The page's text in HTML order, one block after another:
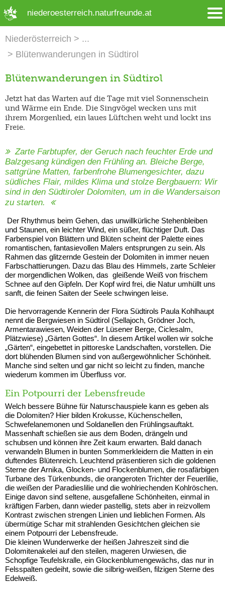
niederoesterreich.naturfreunde.at
Niederösterreich
Blütenwanderungen in Südtirol
Blütenwanderungen in Südtirol
Jetzt hat das Warten auf die Tage mit viel Sonnenschein
und Wärme ein Ende. Die Singvögel wecken uns mit
ihrem Morgenlied, ein laues Lüftchen weht und lockt ins
Freie.
Zarte Farbtupfer, der Geruch nach feuchter Erde und
Balzgesang kündigen den Frühling an. Bleiche Berge,
sattgrüne Matten, farbenfrohe Blumengesichter, dazu
südliches Flair, mildes Klima und stolze Bergbauern: Wir
sind in den Südtiroler Dolomiten, um in die Wandersaison
zu starten.
Der Rhythmus beim Gehen, das unwillkürliche Stehenbleiben
und Staunen, ein leichter Wind, ein süßer, flüchtiger Duft. Das
Farbenspiel von Blättern und Blüten scheint der Palette eines
romantischen, fantasievollen Malers entsprungen zu sein. Als
Rahmen das glitzernde Gestein der Dolomiten in immer neuen
Farbschattierungen. Dazu das Blau des Himmels, zarte Schleier
der morgendlichen Wolken, das gleißende Weiß von frischem
Schnee auf den Gipfeln. Der Kopf wird frei, die Natur umhüllt uns
sanft, die feinen Saiten der Seele schwingen leise.
Die hervorragende Kennerin der Flora Südtirols Paula Kohlhaupt
nennt die Bergwiesen in Südtirol (Sellajoch, Grödner Joch,
Armentarawiesen, Weiden der Lüsener Berge, Ciclesalm,
Plätzwiese) „Gärten Gottes“. In diesem Artikel wollen wir solche
„Gärten“, eingebettet in pittoreske Landschaften, vorstellen. Die
dort blühenden Blumen sind von außergewöhnlicher Schönheit.
Manche sind selten und gar nicht so leicht zu finden, manche
wiederum kommen im Überfluss vor.
Ein Potpourri der Lebensfreude
Welch bessere Bühne für Naturschauspiele kann es geben als
die Dolomiten? Hier bilden Krokusse, Küchenschellen,
Schwefelanemonen und Soldanellen den Frühlingsauftakt.
Massenhaft schießen sie aus dem Boden, drängeln und
schubsen und können ihre Zeit kaum erwarten. Bald danach
verwandeln Blumen in bunten Sommerkleidern die Matten in ein
duftendes Blütenreich. Leuchtend präsentieren sich die goldenen
Sterne der Arnika, Glocken- und Flockenblumen, die rosafärbigen
Turbane des Türkenbunds, die orangeroten Trichter der Feuerlilie,
die weißen der Paradieslilie und die wohlriechenden Kohlröschen.
Einige davon sind seltene, ausgefallene Schönheiten, einmal in
kräftigen Farben, dann wieder pastellig, stets aber in reizvollem
Kontrast zwischen strengen Linien und lieblichen Formen. Als
übermütige Schar mit strahlenden Gesichtchen gleichen sie
einem Potpourri der Lebensfreude.
Die kleinen Wunderwerke der heißen Jahreszeit sind die
Dolomitenakelei auf den steilen, mageren Urwiesen, die
Schopfige Teufelskralle, ein Glockenblumengewächs, das nur in
Felsspalten gedeiht, sowie die silbrig-weißen, filzigen Sterne des
Edelweiß.